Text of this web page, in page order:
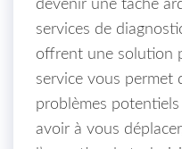
devenir une tâche
services de
offrent une solution
service vous permet
problèmes
avoir à vous